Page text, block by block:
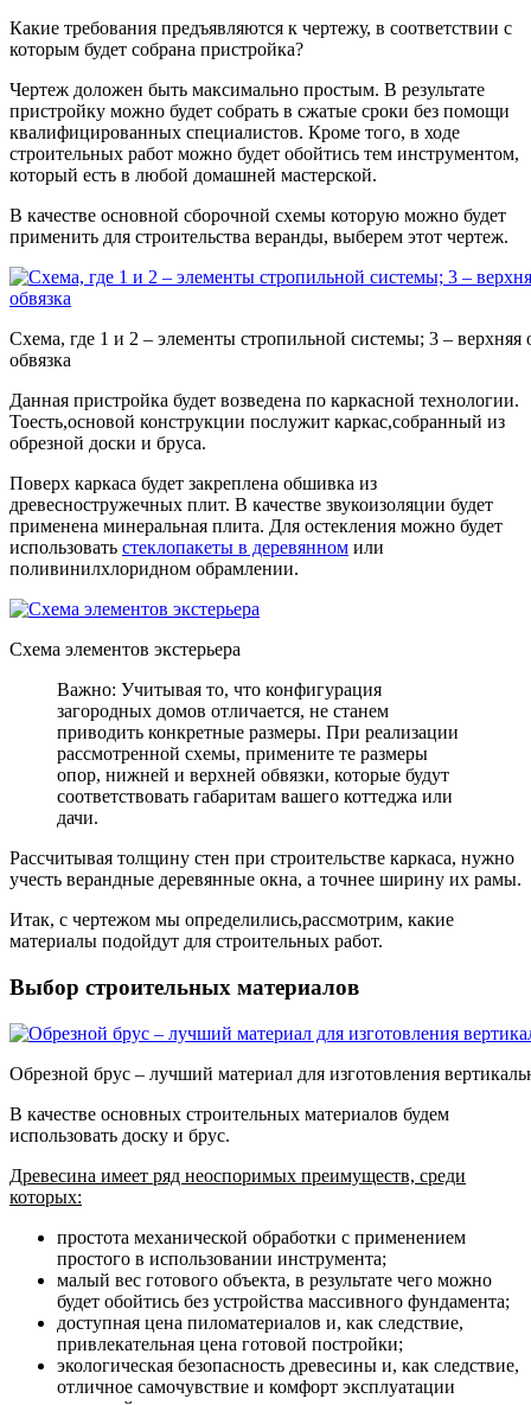
Какие требования предъявляются к чертежу, в соответствии с
которым будет собрана пристройка?
Чертеж доложен быть максимально простым. В результате
пристройку можно будет собрать в сжатые сроки без помощи
квалифицированных специалистов. Кроме того, в ходе
строительных работ можно будет обойтись тем инструментом,
который есть в любой домашней мастерской.
В качестве основной сборочной схемы которую можно будет
применить для строительства веранды, выберем этот чертеж.
Схема, где 1 и 2 – элементы стропильной системы; 3 – верхняя
обвязка
Данная пристройка будет возведена по каркасной технологии.
Тоесть,основой конструкции послужит каркас,собранный из
обрезной доски и бруса.
Поверх каркаса будет закреплена обшивка из
древесностружечных плит. В качестве звукоизоляции будет
применена минеральная плита. Для остекления можно будет
использовать стеклопакеты в деревянном или
поливинилхлоридном обрамлении.
Схема элементов экстерьера
Важно: Учитывая то, что конфигурация
загородных домов отличается, не станем
приводить конкретные размеры. При реализации
рассмотренной схемы, примените те размеры
опор, нижней и верхней обвязки, которые будут
соответствовать габаритам вашего коттеджа или
дачи.
Рассчитывая толщину стен при строительстве каркаса, нужно
учесть верандные деревянные окна, а точнее ширину их рамы.
Итак, с чертежом мы определились,рассмотрим, какие
материалы подойдут для строительных работ.
Выбор строительных материалов
Обрезной брус – лучший материал для изготовления
В качестве основных строительных материалов будем
использовать доску и брус.
Древесина имеет ряд неоспоримых преимуществ, среди
которых:
простота механической обработки с применением
простого в использовании инструмента;
малый вес готового объекта, в результате чего можно
будет обойтись без устройства массивного фундамента;
доступная цена пиломатериалов и, как следствие,
привлекательная цена готовой постройки;
экологическая безопасность древесины и, как следствие,
отличное самочувствие и комфорт эксплуатации